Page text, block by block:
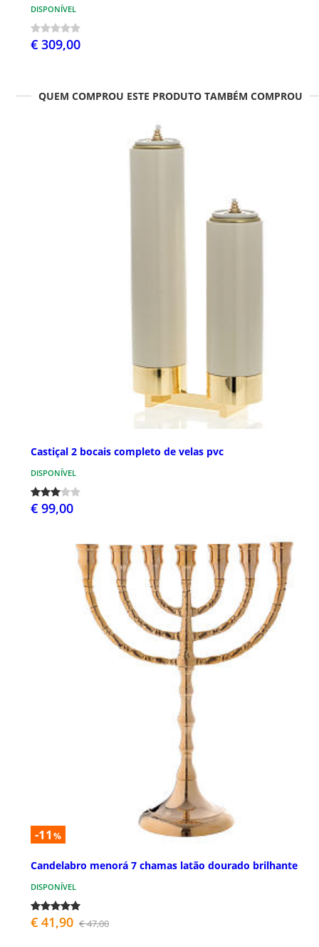
DISPONÍVEL
€ 309,00
QUEM COMPROU ESTE PRODUTO TAMBÉM COMPROU
Castiçal 2 bocais completo de velas pvc
DISPONÍVEL
€ 99,00
-11 %
Candelabro menorá 7 chamas latão dourado brilhante
DISPONÍVEL
€ 41,90 € 47,00